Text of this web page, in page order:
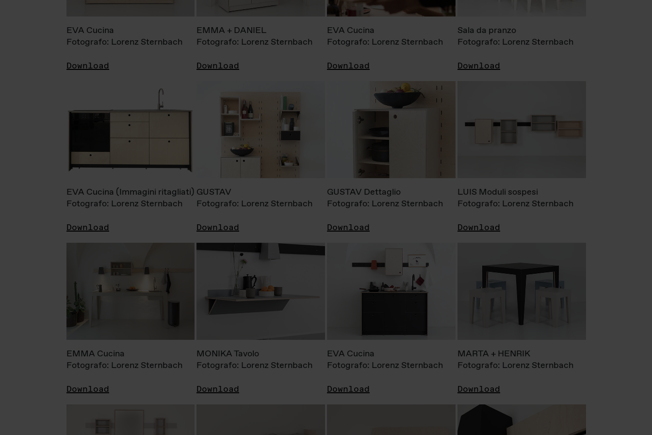
EVA Cucina
Fotografo: Lorenz Sternbach
Download
EMMA + DANIEL
Fotografo: Lorenz Sternbach
Download
EVA Cucina
Fotografo: Lorenz Sternbach
Download
Sala da pranzo
Fotografo: Lorenz Sternbach
Download
EVA Cucina (Immagini ritagliati)
Fotografo: Lorenz Sternbach
Download
GUSTAV
Fotografo: Lorenz Sternbach
Download
GUSTAV Dettaglio
Fotografo: Lorenz Sternbach
Download
LUIS Moduli sospesi
Fotografo: Lorenz Sternbach
Download
EMMA Cucina
Fotografo: Lorenz Sternbach
Download
MONIKA Tavolo
Fotografo: Lorenz Sternbach
Download
EVA Cucina
Fotografo: Lorenz Sternbach
Download
MARTA + HENRIK
Fotografo: Lorenz Sternbach
Download